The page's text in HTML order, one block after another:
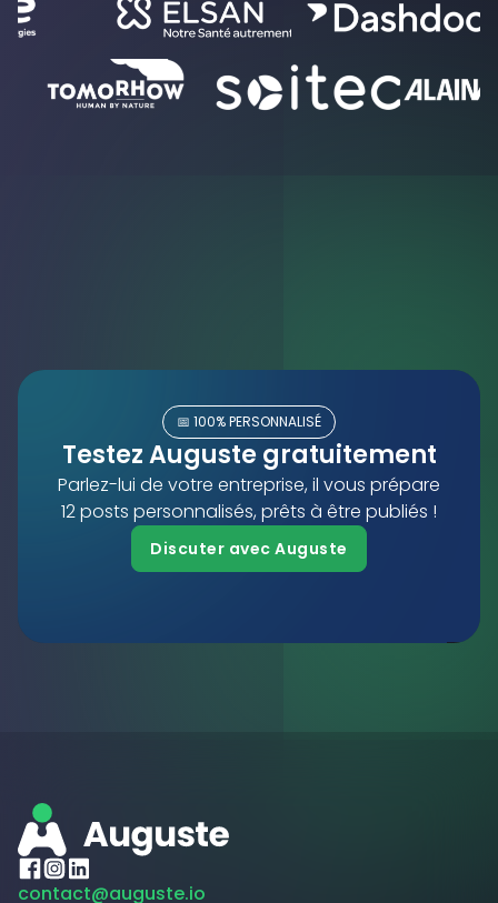
📅 100% PERSONNALISÉ
Testez Auguste gratuitement
Parlez-lui de votre entreprise, il vous prépare
12 posts personnalisés, prêts à être publiés !
Discuter avec Auguste
contact@auguste.io